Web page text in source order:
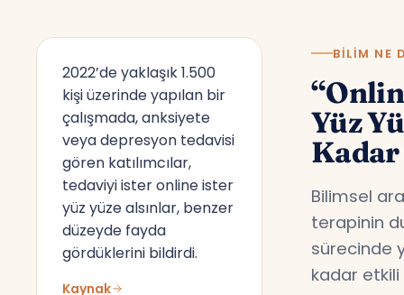
2022’de yaklaşık 1.500
kişi üzerinde yapılan bir
çalışmada, anksiyete
veya depresyon tedavisi
gören katılımcılar,
tedaviyi ister online ister
yüz yüze alsınlar, benzer
düzeyde fayda
gördüklerini bildirdi.
Kaynak
BILIM NE
Yüz
Bilimsel
terapinin
sürecinde
kadar